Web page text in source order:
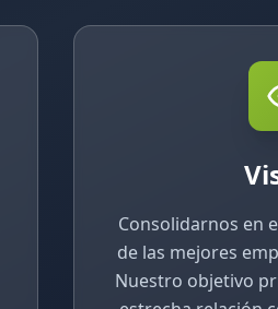
Consolidarnos en
de las mejores
Nuestro objetivo